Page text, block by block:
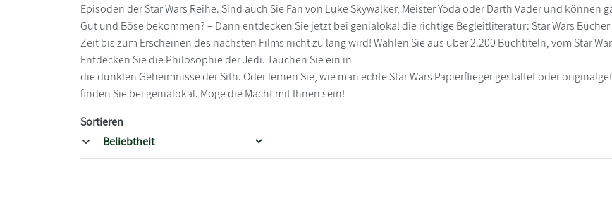
Episoden der Star Wars Reihe. Sind auch Sie Fan von Luke Skywalker, Meister Yoda oder Darth Vader und
Gut und Böse bekommen? – Dann entdecken Sie jetzt bei genialokal die richtige Begleitliteratur: Star Wars
Zeit bis zum Erscheinen des nächsten Films nicht zu lang wird! Wählen Sie aus über 2.200 Buchtiteln, vom Star
Entdecken Sie die Philosophie der Jedi. Tauchen Sie ein in
die dunklen Geheimnisse der Sith. Oder lernen Sie, wie man echte Star Wars Papierflieger gestaltet oder
finden Sie bei genialokal. Möge die Macht mit Ihnen sein!
Sortieren